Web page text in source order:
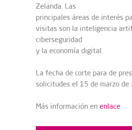
Zelanda. Las
principales áreas de interés
visitas son la inteligencia
ciberseguridad
y la economía digital.
La fecha de corte para de
solicitudes el 15 de marzo de
Más información en enlace